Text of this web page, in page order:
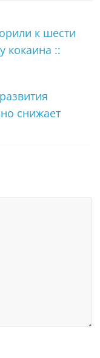
к шести
кокаина ::
снижает